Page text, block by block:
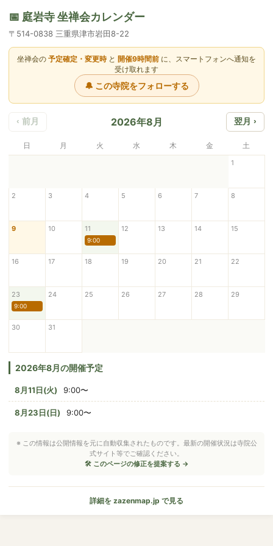
📅 庭岩寺 坐禅会カレンダー
〒514-0838 三重県津市岩田8-22
坐禅会の 予定確定・変更時と 開催9時間前 に、スマートフォンへ通知を
受け取れます
🔔 この寺院をフォローする
‹ 前月 2026年8月 翌月 ›
日 月 火 水 木 金 土
1
2 3 4 5 6 7 8
9 10 11
9:00
12 13 14 15
16 17 18 19 20 21 22
23
9:00
24 25 26 27 28 29
30 31
2026年8月の開催予定
8月11日(火) 9:00〜
8月23日(日) 9:00〜
※ この情報は公開情報を元に自動収集されたものです。最新の開催状況は寺院公
式サイト等でご確認ください。
🛠 このページの修正を提案する →
詳細を zazenmap.jp で見る